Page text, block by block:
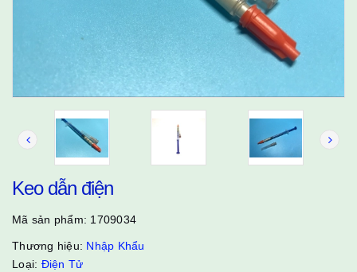
Keo dẫn điện
Mã sản phẩm: 1709034
Thương hiệu: Nhập Khẩu
Loại: Điện Tử